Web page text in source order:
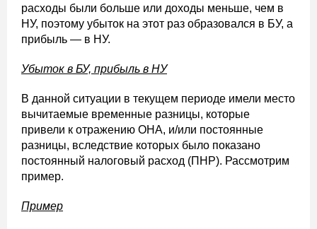
расходы были больше или доходы меньше, чем в
НУ, поэтому убыток на этот раз образовался в БУ, а
прибыль — в НУ.
Убыток в БУ, прибыль в НУ
В данной ситуации в текущем периоде имели место
вычитаемые временные разницы, которые
привели к отражению ОНА, и/или постоянные
разницы, вследствие которых было показано
постоянный налоговый расход (ПНР). Рассмотрим
пример.
Пример